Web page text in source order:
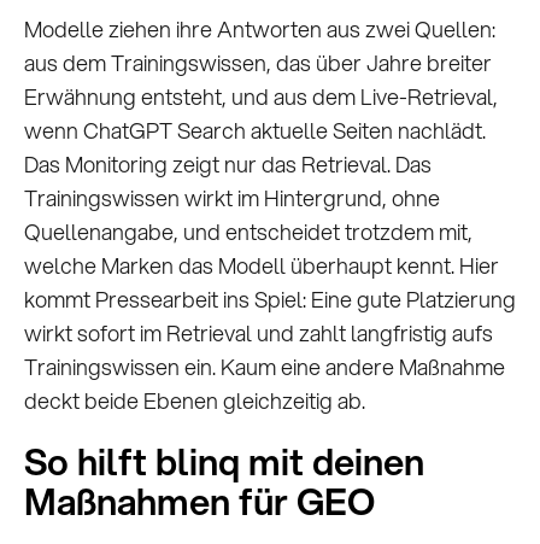
Modelle ziehen ihre Antworten aus zwei Quellen:
aus dem Trainingswissen, das über Jahre breiter
Erwähnung entsteht, und aus dem Live-Retrieval,
wenn ChatGPT Search aktuelle Seiten nachlädt.
Das Monitoring zeigt nur das Retrieval. Das
Trainingswissen wirkt im Hintergrund, ohne
Quellenangabe, und entscheidet trotzdem mit,
welche Marken das Modell überhaupt kennt. Hier
kommt Pressearbeit ins Spiel: Eine gute Platzierung
wirkt sofort im Retrieval und zahlt langfristig aufs
Trainingswissen ein. Kaum eine andere Maßnahme
deckt beide Ebenen gleichzeitig ab.
So hilft blinq mit deinen
Maßnahmen für GEO